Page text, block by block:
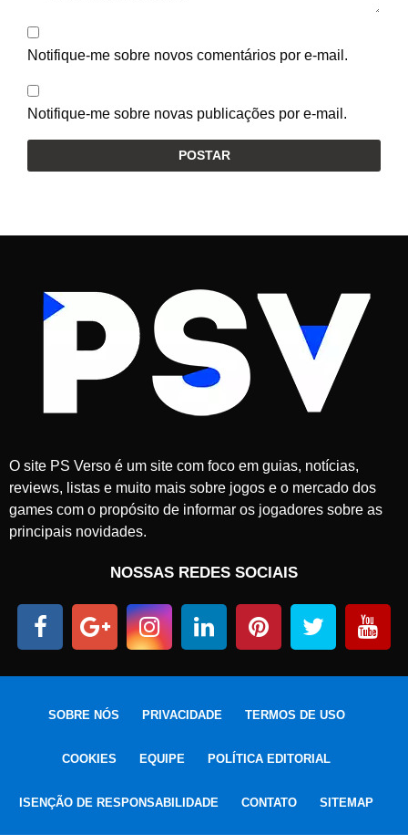
Notifique-me sobre novos comentários por e-mail.
Notifique-me sobre novas publicações por e-mail.
O site PS Verso é um site com foco em guias, notícias,
reviews, listas e muito mais sobre jogos e o mercado dos
games com o propósito de informar os jogadores sobre as
principais novidades.
NOSSAS REDES SOCIAIS
SOBRE NÓS PRIVACIDADE TERMOS DE USO
COOKIES EQUIPE POLÍTICA EDITORIAL
ISENÇÃO DE RESPONSABILIDADE CONTATO SITEMAP